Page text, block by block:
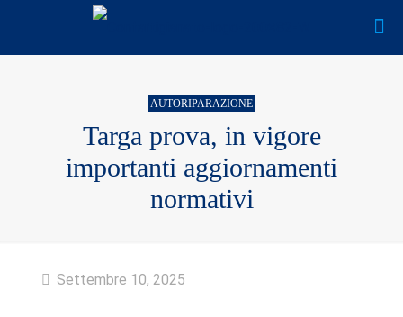
AUTORIPARAZIONE
Targa prova, in vigore
importanti aggiornamenti
normativi
Settembre 10, 2025